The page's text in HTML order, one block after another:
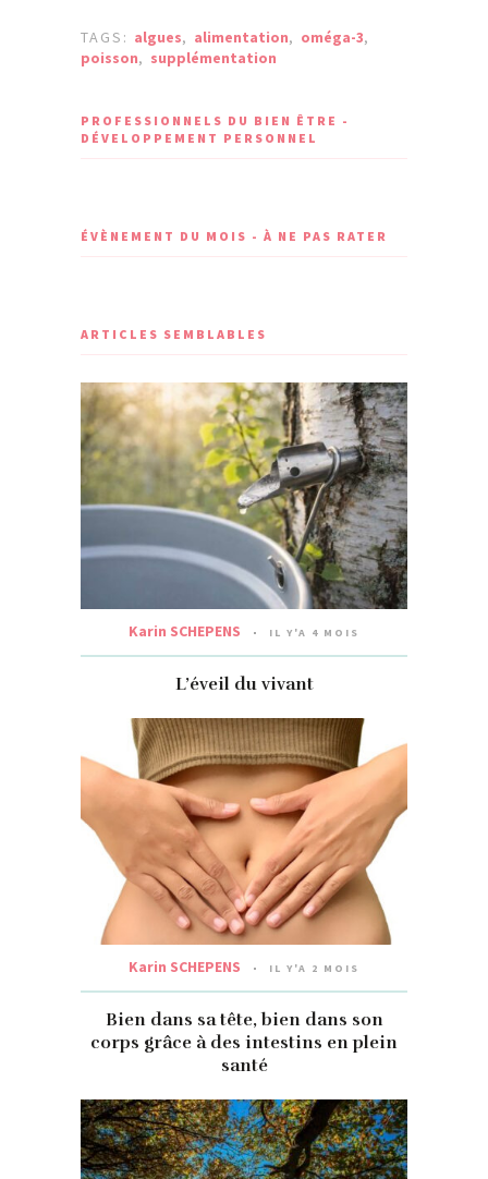
TAGS: algues, alimentation, oméga-3,
poisson, supplémentation
PROFESSIONNELS DU BIEN ÊTRE -
DÉVELOPPEMENT PERSONNEL
ÉVÈNEMENT DU MOIS - À NE PAS RATER
ARTICLES SEMBLABLES
Karin SCHEPENS IL Y'A 4 MOIS
L’éveil du vivant
Karin SCHEPENS IL Y'A 2 MOIS
Bien dans sa tête, bien dans son
corps grâce à des intestins en plein
santé